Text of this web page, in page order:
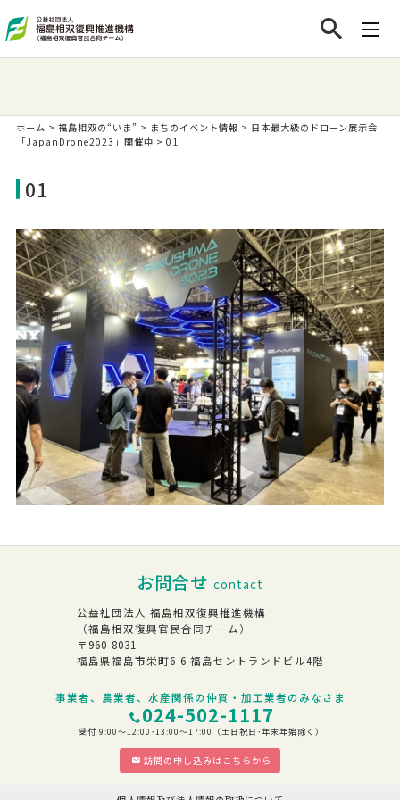
ホーム > 福島相双の“いま” > まちのイベント情報 > 日本最大級のドローン展示会
「JapanDrone2023」開催中 > 01
01
お問合せ contact
公益社団法人 福島相双復興推進機構
（福島相双復興官民合同チーム）
〒960-8031
福島県福島市栄町6-6 福島セントランドビル4階
事業者、農業者、水産関係の仲買・加工業者のみなさま
024-502-1117
受付 9:00～12:00･13:00～17:00（土日祝日･年末年始除く）
訪問の申し込みはこちらから